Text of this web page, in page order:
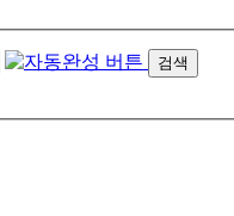
검색